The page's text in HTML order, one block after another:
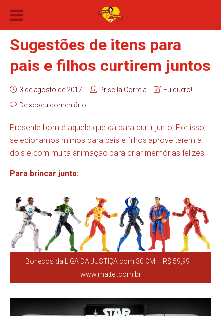
Sugestões de itens para
pais e filhos curtirem juntos
3 de agosto de 2017 Priscila Correia
Eu quero!
Deixe seu comentário
Presente bom é aquele que dá para curtir junto! Por isso,
selecionamos mimos para pais e filhos aproveitarem a
dois e com muita animação para criar memórias felizes.
Para brincar junto:
Bonecos da LIGA DA JUSTIÇA com 30 CM – R$ 59,99 –
www.mattel.com.br